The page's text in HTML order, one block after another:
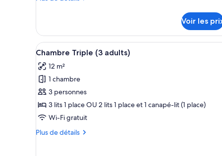
le
type
de
Chambre
Double
Premium
Voir les
Afficher
toutes
les
photos
pour
ce
type
chambre :
Une chambre d’hôtel avec
4
Chambre Triple (3 adults)
12 m²
1 chambre
3 personnes
3 lits 1 place OU 2 lits 1 place et 1 canapé-lit (1 place)
Wi-Fi gratuit
Plus de détails
Plus